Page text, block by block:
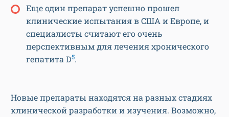
Еще один препарат успешно прошел
клинические испытания в США и Европе, и
специалисты считают его очень
перспективным для лечения хронического
гепатита D5.
Новые препараты находятся на разных стадиях
клинической разработки и изучения. Возможно,